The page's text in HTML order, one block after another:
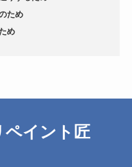
ため
め
ペイント匠